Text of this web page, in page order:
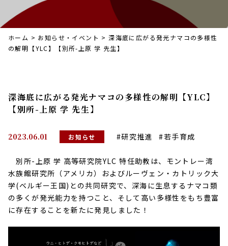
ホーム > お知らせ・イベント >深海底に広がる発光ナマコの多様性
の解明【YLC】【別所-上原 学 先生】
深海底に広がる発光ナマコの多様性の解明【YLC】
【別所-上原 学 先生】
2023.06.01 お知らせ #研究推進 #若手育成
別所-上原 学 高等研究院YLC 特任助教は、モントレー湾
水族館研究所（アメリカ）およびルーヴェン・カトリック大
学(ベルギー王国)との共同研究で、深海に生息するナマコ類
の多くが発光能力を持つこと、そして高い多様性をもち豊富
に存在することを新たに発見しました！